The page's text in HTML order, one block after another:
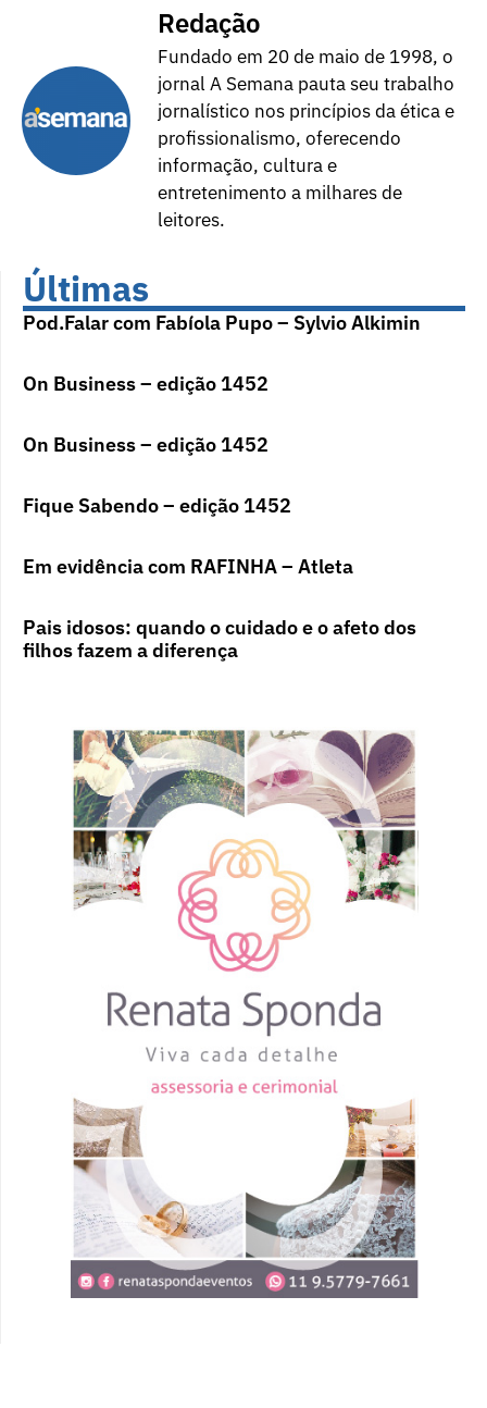
Redação
Fundado em 20 de maio de 1998, o
jornal A Semana pauta seu trabalho
jornalístico nos princípios da ética e
profissionalismo, oferecendo
informação, cultura e
entretenimento a milhares de
leitores.
Últimas
Pod.Falar com Fabíola Pupo – Sylvio Alkimin
On Business – edição 1452
On Business – edição 1452
Fique Sabendo – edição 1452
Em evidência com RAFINHA – Atleta
Pais idosos: quando o cuidado e o afeto dos
filhos fazem a diferença